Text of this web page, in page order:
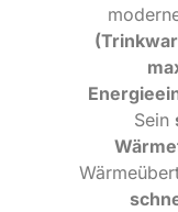
Sein